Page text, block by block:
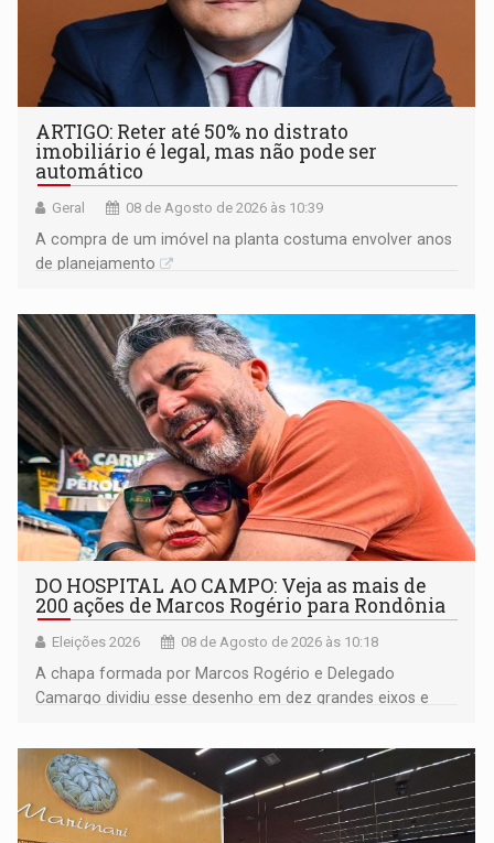
ARTIGO: Reter até 50% no distrato
imobiliário é legal, mas não pode ser
automático
Geral 08 de Agosto de 2026 às 10:39
A compra de um imóvel na planta costuma envolver anos
de planejamento
DO HOSPITAL AO CAMPO: Veja as mais de
200 ações de Marcos Rogério para Rondônia
Eleições 2026 08 de Agosto de 2026 às 10:18
A chapa formada por Marcos Rogério e Delegado
Camargo dividiu esse desenho em dez grandes eixos e